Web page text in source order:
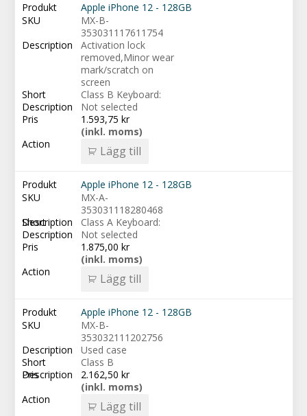
Apple iPhone 12 - 128GB
MX-B-
353031117611754
Activation lock
removed,Minor wear
mark/scratch on
screen
Class B Keyboard:
Not selected
1.593,75 kr
(inkl. moms)
Lägg till
Apple iPhone 12 - 128GB
MX-A-
353031118280468
Class A Keyboard:
Not selected
1.875,00 kr
(inkl. moms)
Lägg till
Apple iPhone 12 - 128GB
MX-B-
353032111202756
Used case
Class B
2.162,50 kr
(inkl. moms)
Lägg till